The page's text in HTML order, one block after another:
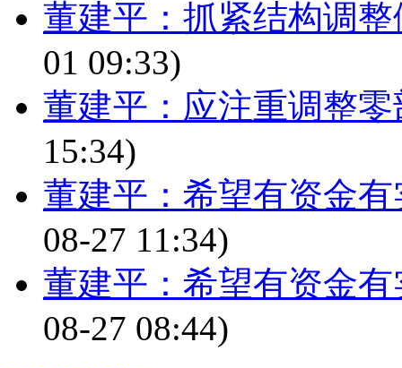
董建平：抓紧结构调
01 09:33)
董建平：应注重调整
15:34)
董建平：希望有资金
08-27 11:34)
董建平：希望有资金
08-27 08:44)